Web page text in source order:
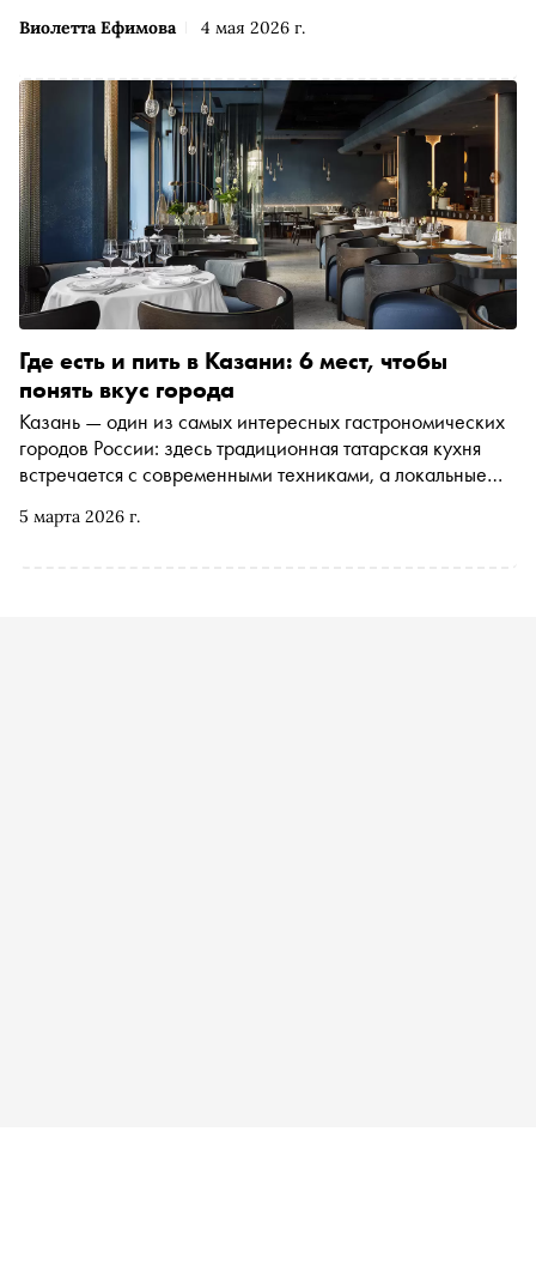
Виолетта Ефимова 4 мая 2026 г.
5 марта 2026 г.
Где есть и пить в Казани: 6 мест, чтобы
понять вкус города
Казань — один из самых интересных гастрономических
городов России: здесь традиционная татарская кухня
встречается с современными техниками, а локальные
ресторанов с переосмысленными национальными